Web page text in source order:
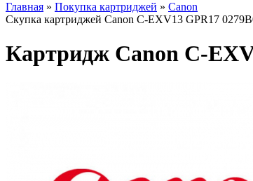
Главная » Покупка картриджей » Canon
Скупка картриджей Canon C-EXV13 GPR17
Картридж Canon C-